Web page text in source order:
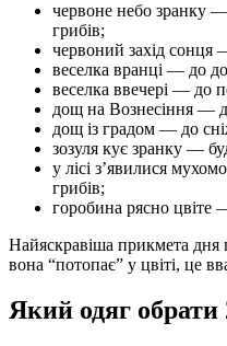
червоне небо зранку
грибів;
червоний захід сонця
веселка вранці — до
веселка ввечері — до
дощ на Вознесіння —
дощ із градом — до
зозуля кує зранку —
у лісі з’явилися
грибів;
горобина рясно
Найяскравіша прикмета дня
вона “потопає” у цвіті, це
Який одяг обрати